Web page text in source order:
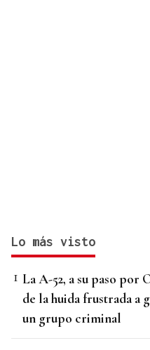
Lo más visto
La A-52, a su paso por
de la huida frustrada a
un grupo criminal